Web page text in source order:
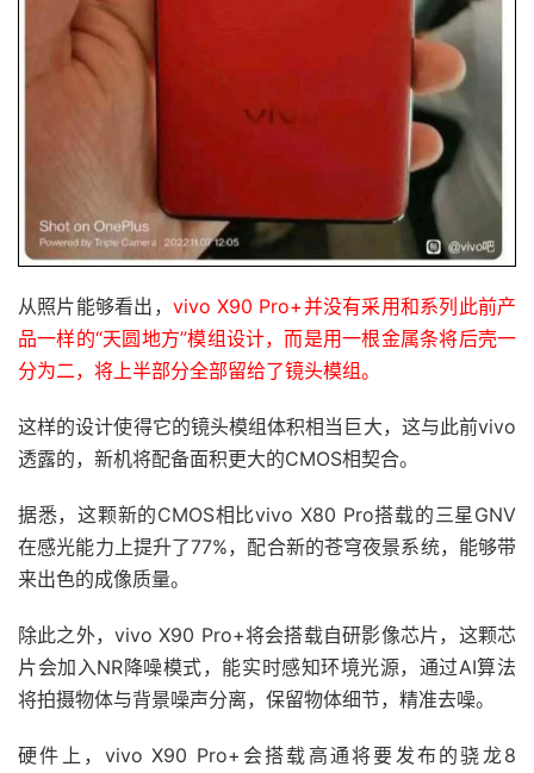
从照片能够看出， vivo X90 Pro+并没有采用和系列此前产
品一样的“天圆地方”模组设计，而是用一根金属条将后壳一
分为二，将上半部分全部留给了镜头模组。
这样的设计使得它的镜头模组体积相当巨大，这与此前vivo
透露的，新机将配备面积更大的CMOS相契合。
据悉，这颗新的CMOS相比vivo X80 Pro搭载的三星GNV
在感光能力上提升了77%，配合新的苍穹夜景系统，能够带
来出色的成像质量。
除此之外，vivo X90 Pro+将会搭载自研影像芯片，这颗芯
片会加入NR降噪模式，能实时感知环境光源，通过AI算法
将拍摄物体与背景噪声分离，保留物体细节，精准去噪。
硬件上，vivo X90 Pro+会搭载高通将要发布的骁龙8